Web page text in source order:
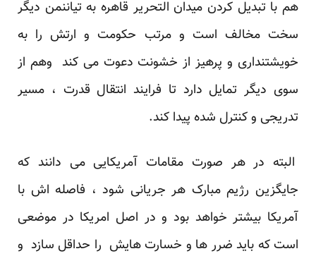
هم با تبدیل کردن میدان التحریر قاهره به تیاننمن دیگر
سخت مخالف است و مرتب حکومت و ارتش را به
خویشتنداری و پرهیز از خشونت دعوت می کند وهم از
سوی دیگر تمایل دارد تا فرایند انتقال قدرت ، مسیر
تدریجی و کنترل شده پیدا کند.
البته در هر صورت مقامات آمریکایی می دانند که
جایگزین رژیم مبارک هر جریانی شود ، فاصله اش با
آمریکا بیشتر خواهد بود و در اصل امریکا در موضعی
است که باید ضرر ها و خسارت هایش را حداقل سازد و